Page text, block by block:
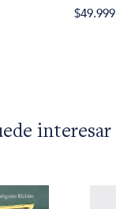
$49.999
interesar